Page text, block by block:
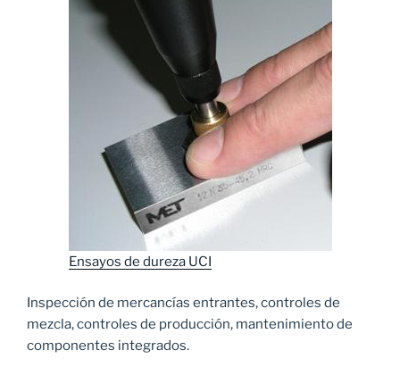
Ensayos de dureza UCI
Inspección de mercancías entrantes, controles de
mezcla, controles de producción, mantenimiento de
componentes integrados.